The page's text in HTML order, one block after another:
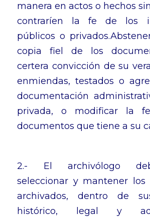
manera en actos o hechos
contraríen la fe de los
públicos o
copia fiel de los
certera convicción de su
enmiendas, testados o
documentación
privada, o modificar la
documentos que tiene a su
2.- El archivólogo
seleccionar y mantener los
archivados, dentro de
histórico, legal y